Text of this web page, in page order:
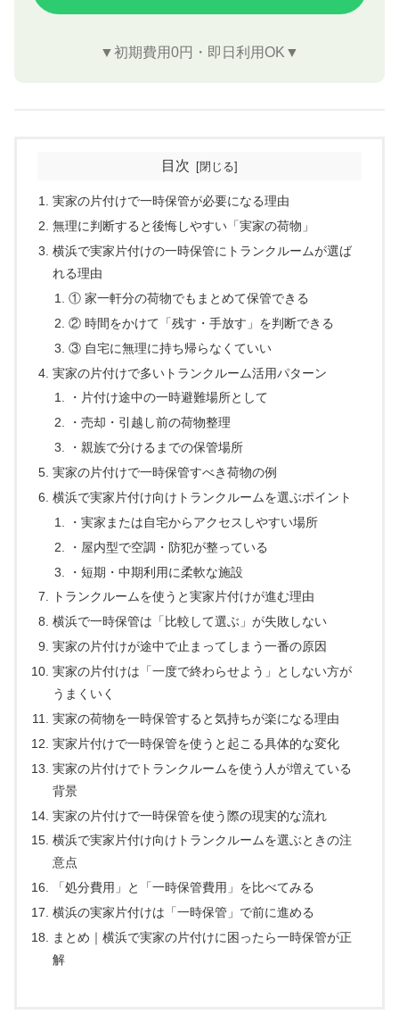
▼初期費用0円・即日利用OK▼
目次
実家の片付けで一時保管が必要になる理由
無理に判断すると後悔しやすい「実家の荷物」
横浜で実家片付けの一時保管にトランクルームが選ば
れる理由
① 家一軒分の荷物でもまとめて保管できる
② 時間をかけて「残す・手放す」を判断できる
③ 自宅に無理に持ち帰らなくていい
実家の片付けで多いトランクルーム活用パターン
・片付け途中の一時避難場所として
・売却・引越し前の荷物整理
・親族で分けるまでの保管場所
実家の片付けで一時保管すべき荷物の例
横浜で実家片付け向けトランクルームを選ぶポイント
・実家または自宅からアクセスしやすい場所
・屋内型で空調・防犯が整っている
・短期・中期利用に柔軟な施設
トランクルームを使うと実家片付けが進む理由
横浜で一時保管は「比較して選ぶ」が失敗しない
実家の片付けが途中で止まってしまう一番の原因
実家の片付けは「一度で終わらせよう」としない方が
うまくいく
実家の荷物を一時保管すると気持ちが楽になる理由
実家片付けで一時保管を使うと起こる具体的な変化
実家の片付けでトランクルームを使う人が増えている
背景
実家の片付けで一時保管を使う際の現実的な流れ
横浜で実家片付け向けトランクルームを選ぶときの注
意点
「処分費用」と「一時保管費用」を比べてみる
横浜の実家片付けは「一時保管」で前に進める
まとめ｜横浜で実家の片付けに困ったら一時保管が正
解